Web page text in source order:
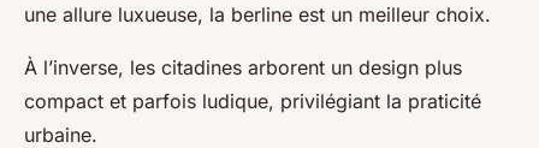
une allure luxueuse, la berline est un meilleur choix.
À l’inverse, les citadines arborent un design plus
compact et parfois ludique, privilégiant la praticité
urbaine.